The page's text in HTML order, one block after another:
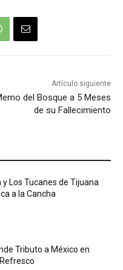
Artículo siguiente
del Bosque a 5 Meses
de su Fallecimiento
y Los Tucanes de Tijuana
a la Cancha
Tributo a México en